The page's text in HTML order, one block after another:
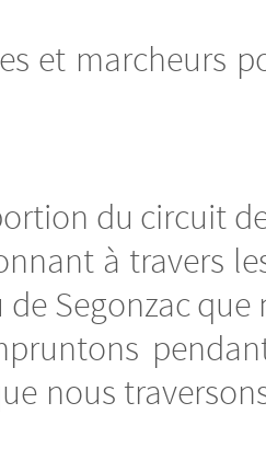
et marcheurs
du circuit
à travers
Segonzac
nous